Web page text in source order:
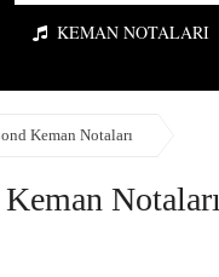
KEMAN NOTALARI
Keman Notaları
Notaları